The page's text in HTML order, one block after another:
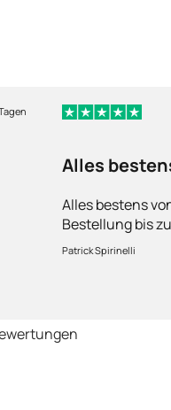
Alles
Alles bestens
Bestellung bis
Ware sorgfältig
schnelle
Patrick Spirinelli